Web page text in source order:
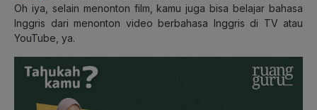
Oh iya, selain menonton film, kamu juga bisa belajar bahasa
Inggris dari menonton video berbahasa Inggris di TV atau
YouTube, ya.